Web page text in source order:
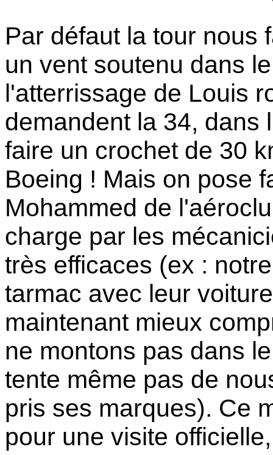
Par défaut la tour nous
un vent soutenu dans
l'atterrissage de Louis
demandent la 34, dans
faire un crochet de 30
Boeing ! Mais on pose
Mohammed de
charge par les
très efficaces (ex :
tarmac avec leur
maintenant mieux
ne montons pas dans
tente même pas de
pris ses marques). Ce
pour une visite